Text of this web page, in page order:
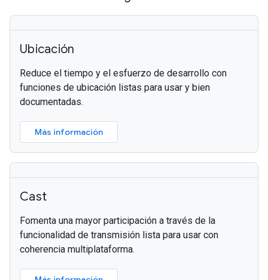
Ubicación
Reduce el tiempo y el esfuerzo de desarrollo con
funciones de ubicación listas para usar y bien
documentadas.
Más información
Cast
Fomenta una mayor participación a través de la
funcionalidad de transmisión lista para usar con
coherencia multiplataforma.